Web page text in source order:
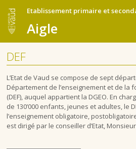
Etablissement primaire et
Aigle
DEF
L’Etat de Vaud se compose de sept
Département de l’enseignement et de la
(DEF), auquel appartient la DGEO. En
de 130’000 enfants, jeunes et adultes, le
l’enseignement obligatoire,
est dirigé par le conseiller d’Etat,